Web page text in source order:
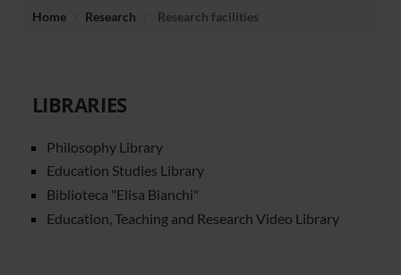
Home Research Research facilities
LIBRARIES
Philosophy Library
Education Studies Library
Biblioteca "Elisa Bianchi"
Education, Teaching and Research Video Library